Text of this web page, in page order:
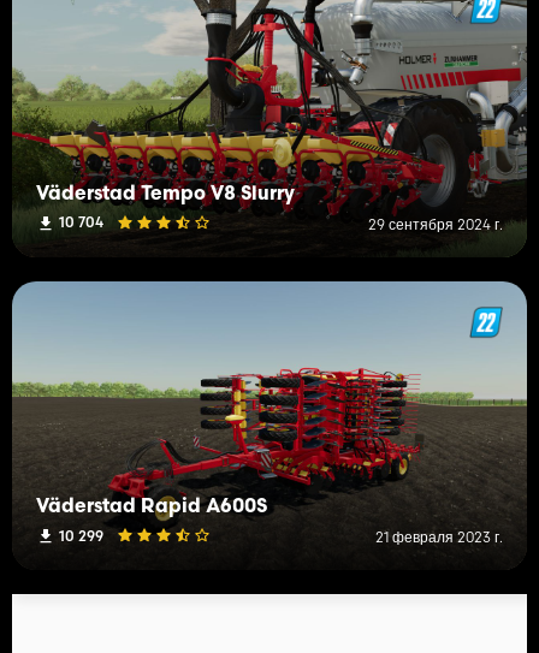
Väderstad Tempo V8 Slurry
10 704 29 сентября 2024 г.
Väderstad Rapid A600S
10 299 21 февраля 2023 г.